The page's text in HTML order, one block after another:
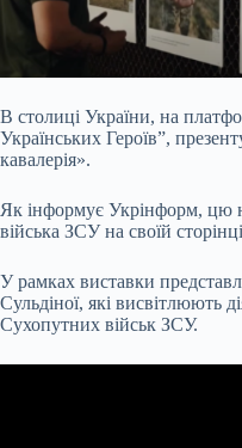
В столиці України, на
Українських Героїв”,
кавалерія».
Як інформує Укрінформ, цю
війська ЗСУ на своїй
У рамках виставки
Сульдіної, які висвітлюють
Сухопутних військ ЗСУ.